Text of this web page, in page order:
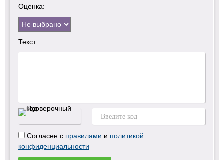
Оценка:
Текст:
Согласен с правилами и политикой
конфиденциальности